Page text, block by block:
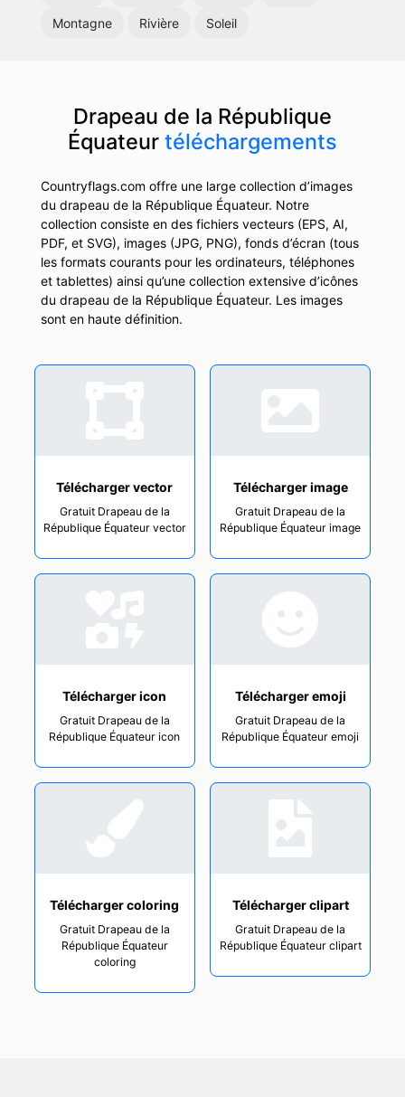
Montagne Rivière Soleil
Drapeau de la République
Équateur téléchargements
Countryflags.com offre une large collection d’images
du drapeau de la République Équateur. Notre
collection consiste en des fichiers vecteurs (EPS, AI,
PDF, et SVG), images (JPG, PNG), fonds d’écran (tous
les formats courants pour les ordinateurs, téléphones
et tablettes) ainsi qu’une collection extensive d’icônes
du drapeau de la République Équateur. Les images
sont en haute définition.
Télécharger vector
Gratuit Drapeau de la
République Équateur vector
Télécharger image
Gratuit Drapeau de la
République Équateur image
Télécharger icon
Gratuit Drapeau de la
République Équateur icon
Télécharger emoji
Gratuit Drapeau de la
République Équateur emoji
Télécharger coloring
Gratuit Drapeau de la
République Équateur
coloring
Télécharger clipart
Gratuit Drapeau de la
République Équateur clipart